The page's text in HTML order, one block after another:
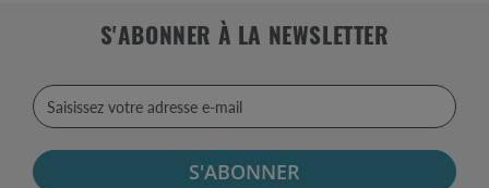
S'ABONNER À LA NEWSLETTER
S'ABONNER